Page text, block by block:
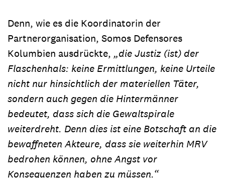
Denn, wie es die Koordinatorin der
Partnerorganisation, Somos Defensores
Kolumbien ausdrückte, „die Justiz (ist) der
Flaschenhals: keine Ermittlungen, keine Urteile
nicht nur hinsichtlich der materiellen Täter,
sondern auch gegen die Hintermänner
bedeutet, dass sich die Gewaltspirale
weiterdreht. Denn dies ist eine Botschaft an die
bewaffneten Akteure, dass sie weiterhin MRV
bedrohen können, ohne Angst vor
Konsequenzen haben zu müssen.“